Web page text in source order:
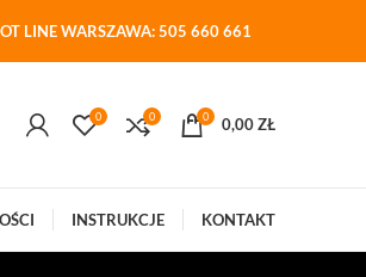
LINE WARSZAWA: 505 660 661
0 0 0 0,00ZŁ
INSTRUKCJE KONTAKT